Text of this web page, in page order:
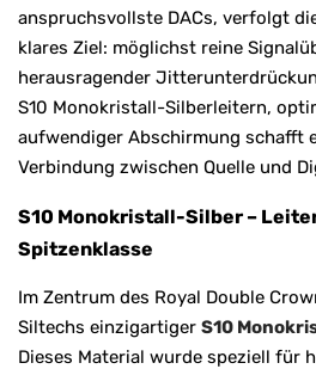
anspruchsvollste DACs, verfolgt
klares Ziel: möglichst reine
herausragender
S10 Monokristall-Silberleitern,
aufwendiger Abschirmung schafft
Verbindung zwischen Quelle und
S10 Monokristall-Silber –
Spitzenklasse
Im Zentrum des Royal Double
Siltechs einzigartiger S10
Dieses Material wurde speziell für